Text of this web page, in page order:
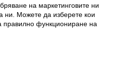
на маркетинговите ни
ни. Можете да изберете кои
правилно функциониране на